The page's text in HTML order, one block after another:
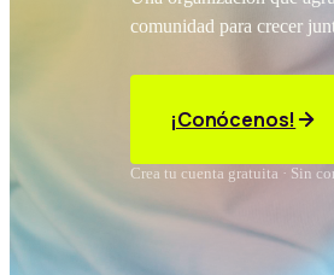
comunidad para crecer
¡Conócenos!
Crea tu cuenta gratuita · Sin